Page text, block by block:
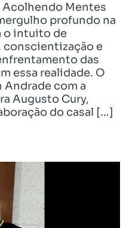
Acolhendo Mentes
profundo na
o intuito de
e
das
essa realidade. O
com a
Augusto Cury,
do casal […]